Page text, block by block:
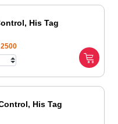
His Tag
2500
His Tag